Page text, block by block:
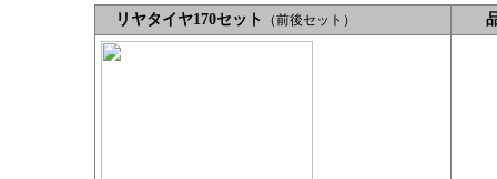
リヤタイヤ170セット （前後セット）